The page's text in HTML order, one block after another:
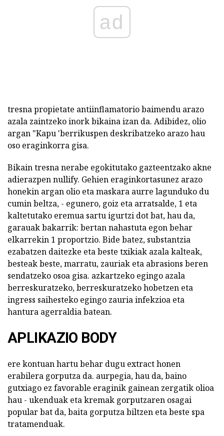
ad
tresna propietate antiinflamatorio baimendu arazo
azala zaintzeko inork bikaina izan da. Adibidez, olio
argan "Kapu 'berrikuspen deskribatzeko arazo hau
oso eraginkorra gisa.
Bikain tresna nerabe egokitutako gazteentzako akne
adierazpen nullify. Gehien eraginkortasunez arazo
honekin argan olio eta maskara aurre lagunduko du
cumin beltza, - egunero, goiz eta arratsalde, 1 eta
kaltetutako eremua sartu igurtzi dot bat, hau da,
garauak bakarrik: bertan nahastuta egon behar
elkarrekin 1 proportzio. Bide batez, substantzia
ezabatzen daitezke eta beste txikiak azala kalteak,
besteak beste, marratu, zauriak eta abrasions beren
sendatzeko osoa gisa. azkartzeko egingo azala
berreskuratzeko, berreskuratzeko hobetzen eta
ingress saihesteko egingo zauria infekzioa eta
hantura agerraldia batean.
APLIKAZIO BODY
ere kontuan hartu behar dugu extract honen
erabilera gorputza da. aurpegia, hau da, baino
gutxiago ez favorable eraginik gainean zergatik olioa
hau - ukenduak eta kremak gorputzaren osagai
popular bat da, baita gorputza biltzen eta beste spa
tratamenduak.